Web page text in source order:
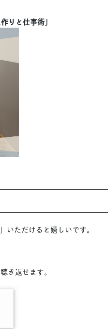
りと仕事術」
ただけると嬉しいです。
き返せます。